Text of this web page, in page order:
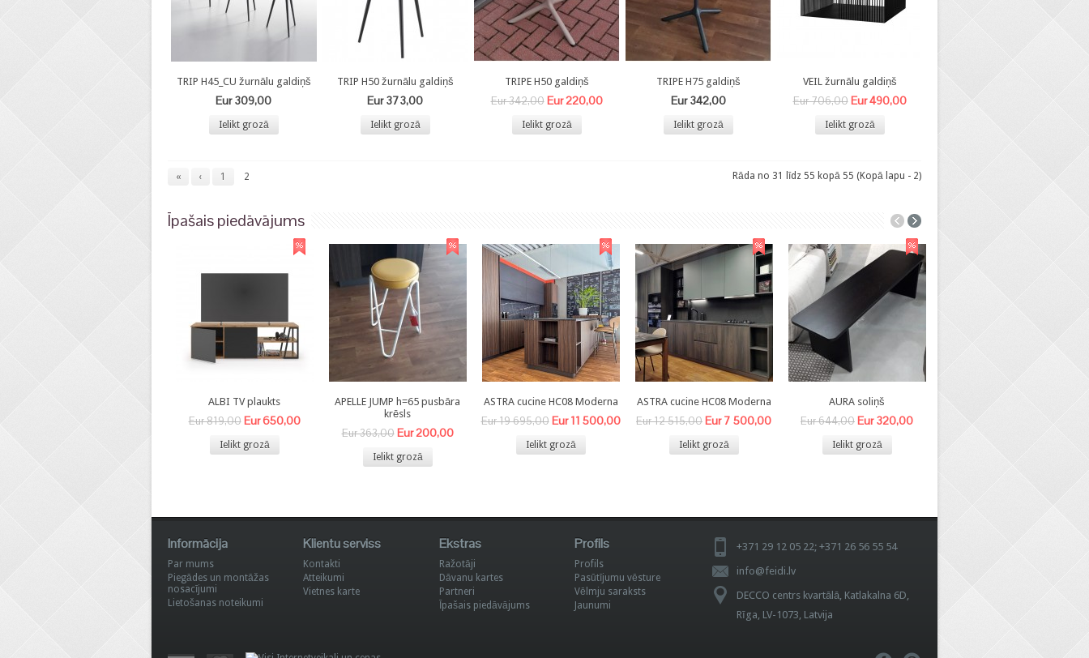
TRIP H45_CU žurnālu galdiņš
Eur 309,00
Ielikt grozā
TRIP H50 žurnālu galdiņš
Eur 373,00
Ielikt grozā
TRIPE H50 galdiņš
Eur 342,00 Eur 220,00
Ielikt grozā
TRIPE H75 galdiņš
Eur 342,00
Ielikt grozā
VEIL žurnālu galdiņš
Eur 706,00 Eur 490,00
Ielikt grozā
« ‹ 1 2 Rāda no 31 līdz 55 kopā 55 (Kopā lapu - 2)
Īpašais piedāvājums
ALBI TV plaukts
Eur 819,00 Eur 650,00
Ielikt grozā
APELLE JUMP h=65 pusbāra
krēsls
Eur 363,00 Eur 200,00
Ielikt grozā
ASTRA cucine HC08 Moderna
Eur 19 695,00 Eur 11 500,00
Ielikt grozā
ASTRA cucine HC08 Moderna
Eur 12 515,00Eur 7 500,00
Ielikt grozā
AURA soliņš
Eur 644,00Eur 320,00
Ielikt grozā
Informācija
Par mums
Piegādes un montāžas
nosacījumi
Lietošanas noteikumi
Klientu serviss
Kontakti
Atteikumi
Vietnes karte
Ekstras
Ražotāji
Dāvanu kartes
Partneri
Īpašais piedāvājums
Profils
Profils
Pasūtījumu vēsture
Vēlmju saraksts
Jaunumi
+371 29 12 05 22; +371 26 56 55 54
info@feidi.lv
DECCO centrs kvartālā, Katlakalna 6D,
Rīga, LV-1073, Latvija